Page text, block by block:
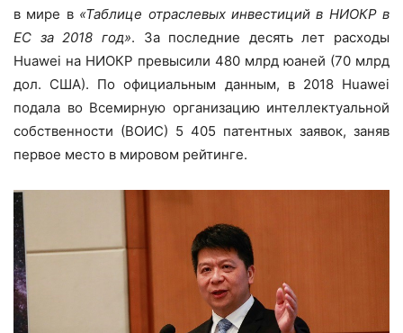
в мире в «‎Таблице отраслевых инвестиций в НИОКР в
ЕС за 2018 год». За последние десять лет расходы
Huawei на НИОКР превысили 480 млрд юаней (70 млрд
дол. США). По официальным данным, в 2018 Huawei
подала во Всемирную организацию интеллектуальной
собственности (ВОИС) 5 405 патентных заявок, заняв
первое место в мировом рейтинге.